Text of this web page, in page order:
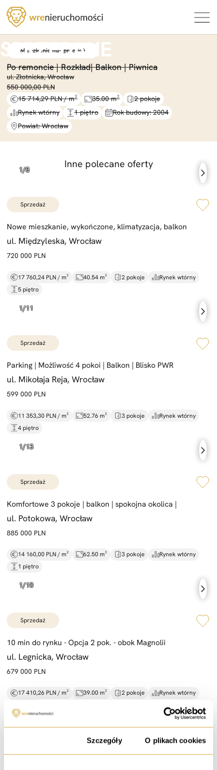
Szczegóły O plikach cookies
Mieszkanie na sprzedaż
Po remoncie |Rozkład|Balkon |Piwnica
ul. Złotnicka, Wrocław
550 000,00 PLN
15 714,29 PLN / m²
35.00 m²
2 pokoje
Rynek wtórny
1 piętro
Rok budowy: 2004
Powiat: Wrocław
Inne polecane oferty
sprzedaż
Nowe mieszkanie, wykończone, klimatyzacja, balkon
ul. Międzyleska, Wrocław
720 000 PLN
17 760,24 PLN / m² 40.54 m² 2 pokoje
Rynek wtórny
5 piętro
sprzedaż
Parking | Możliwość 4 pokoi | Balkon | Blisko PWR
ul. Mikołaja Reja, Wrocław
599 000 PLN
11 353,30 PLN / m² 52.76 m² 3 pokoje
Rynek wtórny
4 piętro
sprzedaż
Komfortowe 3 pokoje | balkon | spokojna okolica |
ul. Potokowa, Wrocław
885 000 PLN
14 160,00 PLN / m² 62.50 m² 3 pokoje
Rynek wtórny
1 piętro
sprzedaż
10 min do rynku -Opcja 2 pok. -obok Magnolii
ul. Legnicka, Wrocław
679 000 PLN
17 410,26 PLN / m² 39.00 m² 2 pokoje
Rynek wtórny